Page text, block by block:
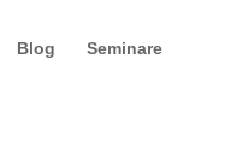
Blog Seminare